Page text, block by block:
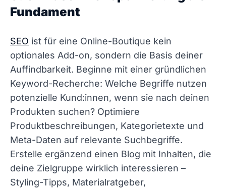
Fundament
SEO ist für eine Online-Boutique kein
optionales Add-on, sondern die Basis deiner
Auffindbarkeit. Beginne mit einer gründlichen
Keyword-Recherche: Welche Begriffe nutzen
potenzielle Kund:innen, wenn sie nach deinen
Produkten suchen? Optimiere
Produktbeschreibungen, Kategorietexte und
Meta-Daten auf relevante Suchbegriffe.
Erstelle ergänzend einen Blog mit Inhalten, die
deine Zielgruppe wirklich interessieren –
Styling-Tipps, Materialratgeber,